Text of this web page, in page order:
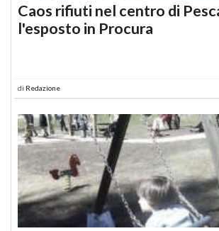
Caos rifiuti nel centro di
l'esposto in Procura
di Redazione